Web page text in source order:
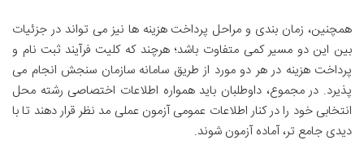
همچنین، زمان بندی و مراحل پرداخت هزینه ها نیز می تواند در جزئیات
بین این دو مسیر کمی متفاوت باشد؛ هرچند که کلیت فرآیند ثبت نام و
پرداخت هزینه در هر دو مورد از طریق سامانه سازمان سنجش انجام می
پذیرد. در مجموع، داوطلبان باید همواره اطلاعات اختصاصی رشته محل
انتخابی خود را در کنار اطلاعات عمومی آزمون عملی مد نظر قرار دهند تا با
دیدی جامع تر، آماده آزمون شوند.